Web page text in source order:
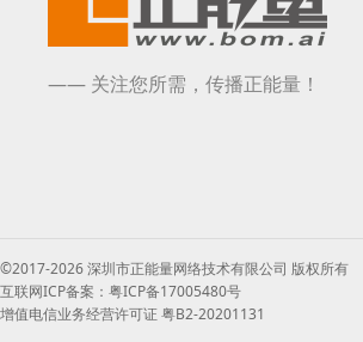
—— 关注您所需，传播正能量！
©2017-2026 深圳市正能量网络技术有限公司 版权所有
互联网ICP备案：粤ICP备17005480号
增值电信业务经营许可证 粤B2-20201131